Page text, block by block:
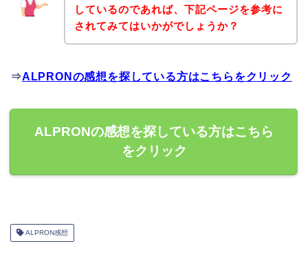
しているのであれば、下記ページを参考に
されてみてはいかがでしょうか？
⇒ALPRONの感想を探している方はこちらをクリック
ALPRONの感想を探している方はこちら
をクリック
ALPRON感想